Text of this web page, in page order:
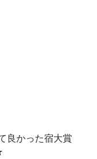
かった宿大賞